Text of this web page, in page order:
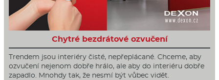
Chytré bezdrátové ozvučení
Trendem jsou interiéry čisté, nepřeplácané. Chceme, aby
ozvučení nejenom dobře hrálo, ale aby do interiéru dobře
zapadlo. Mnohdy tak, že nesmí být vůbec vidět.